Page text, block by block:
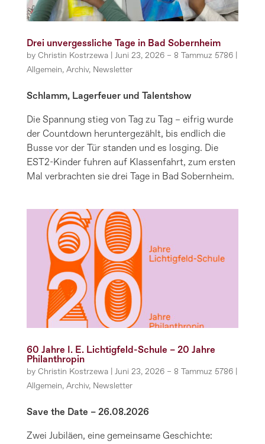
Drei unvergessliche Tage in Bad Sobernheim
by Christin Kostrzewa| Juni 23, 2026 – 8 Tammuz 5786|
Allgemein, Archiv, Newsletter
Schlamm, Lagerfeuer und Talentshow
Die Spannung stieg von Tag zu Tag – eifrig wurde
der Countdown heruntergezählt, bis endlich die
Busse vor der Tür standen und es losging. Die
EST2-Kinder fuhren auf Klassenfahrt, zum ersten
Mal verbrachten sie drei Tage in Bad Sobernheim.
60 Jahre I. E. Lichtigfeld-Schule – 20 Jahre
Philanthropin
by Christin Kostrzewa| Juni 23, 2026 – 8 Tammuz 5786|
Allgemein, Archiv, Newsletter
Save the Date – 26.08.2026
Zwei Jubiläen, eine gemeinsame Geschichte: